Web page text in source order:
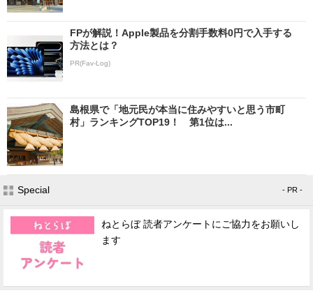
FPが解説！Apple製品を分割手数料0円で入手する
方法とは？
PR(Fav-Log)
島根県で「地元民が本当に住みやすいと思う市町
村」ランキングTOP19！ 第1位は...
Special - PR -
ねとらぼ 読者アンケートにご協力をお願いし
ます